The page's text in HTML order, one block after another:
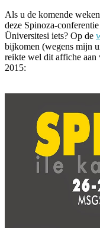
Als u de komende
deze Spinoza-
Üniversitesi iets? Op de
bijkomen (wegens mijn
reikte wel dit affiche aan
2015: